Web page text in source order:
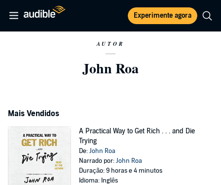
Experimente agora
AUTOR
John Roa
Mais Vendidos
A Practical Way to Get Rich . . . and Die
Trying
De:John Roa
Narrado por:John Roa
Duração: 9 horas e 4 minutos
Idioma: Inglês